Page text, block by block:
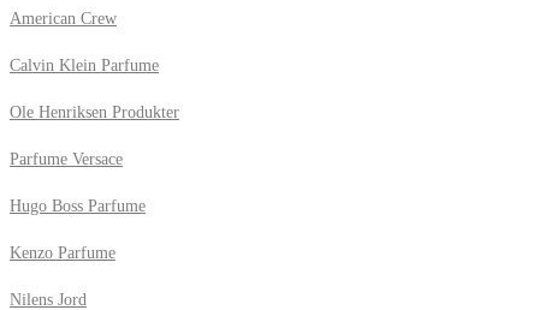
American Crew
Calvin Klein Parfume
Ole Henriksen Produkter
Parfume Versace
Hugo Boss Parfume
Kenzo Parfume
Nilens Jord